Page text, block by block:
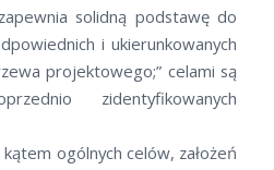
solidną podstawę do
i ukierunkowanych
projektowego;” celami są
zidentyfikowanych
ogólnych celów, założeń